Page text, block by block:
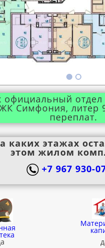
официальный
Симфония, литер
переплат.
каких этажах
этом жилом
+7 967 930-